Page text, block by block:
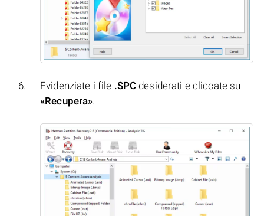
Evidenziate i file .SPC desiderati e cliccate su
«Recupera».